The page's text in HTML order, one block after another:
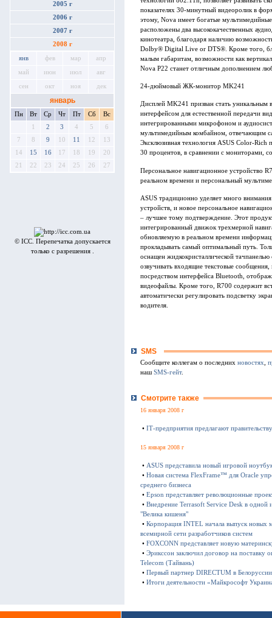
2005 г
2006 г
2007 г
2008 г
янв фев мар апр
май июн июл авг
сен окт ноя дек
январь
Пн Вт Ср Чт Пт Сб
Вс
1
2 3 4 5
6
7
8 9 10 11 12
13
14
15 16 17 18 19
20
21
22 23 24 25 26 27
© ICC. Перепечатка допускается
только с разрешения .
показателях 30-минутный видеоролик в
этому, Nova имеет богатые
расположены два высококачественных
кинотеатра, благодаря наличию
Dolby® Digital Live or DTS®. Кроме того,
малым габаритам, возможности как
Nova P22 станет отличным дополнением
24-дюймовый ЖК-монитор MK241
Дисплей MK241 призван стать
интерфейсом для естественной передачи
интегрированными микрофоном и
мультимедийным комбайном, отвечающим
Эксклюзивная технология ASUS Color-Rich
30 процентов, в сравнении с мониторами,
Персональное навигационное устройство
реальном времени и персональный
ASUS традиционно уделяет много
устройств, и новое персональное
– лучшее тому подтверждение. Этот
интегрированный движок трехмерной
обновляемую в реальном времени
прокладывать самый оптимальный путь.
оснащен жидкокристаллической
озвучивать входящие текстовые
посредством интерфейса Bluetooth,
видеофайлы. Кроме того, R700 содержит
автоматически регулировать подсветку
водителя.
SMS
Сообщите коллегам о последних новостях
наш SMS-гейт.
Смотрите также
16 января 2008 г
• ІТ-предприятия предлагают
15 января 2008 г
• ASUS представила новый игровой
• Новая система FlexFrame™ для Oracle
среднего бизнеса
• Epson представляет революционные
• Внедрение Terrasoft Service Desk в одной
"Велика кишеня"
• Корпорация INTEL начала выпуск новых
всемирной сети разработчиков систем
• FOXCONN представляет новую
• Эрикссон заключил договор на поставку
Telecom (Тайвань)
• Первый партнер DIRECTUM в
• Итоги деятельности «Майкрософт